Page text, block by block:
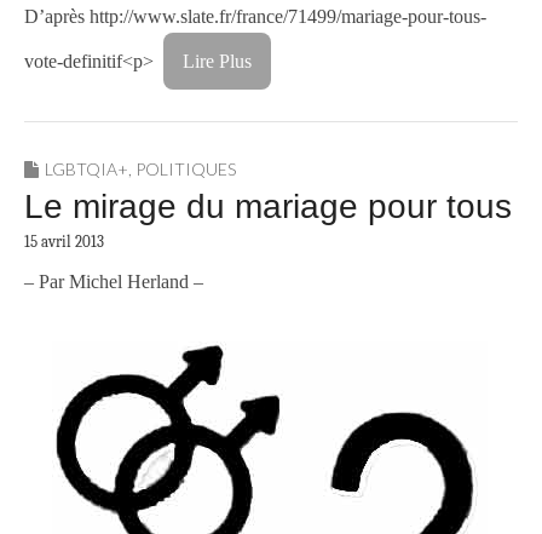
D’après http://www.slate.fr/france/71499/mariage-pour-tous-
vote-definitif<p> Lire Plus
LGBTQIA+, POLITIQUES
Le mirage du mariage pour tous
15 avril 2013
– Par Michel Herland –